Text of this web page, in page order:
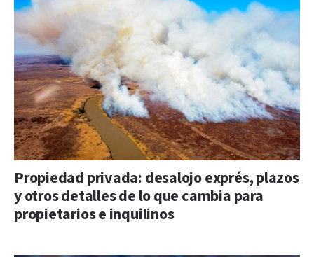
Propiedad privada: desalojo exprés, plazos
y otros detalles de lo que cambia para
propietarios e inquilinos